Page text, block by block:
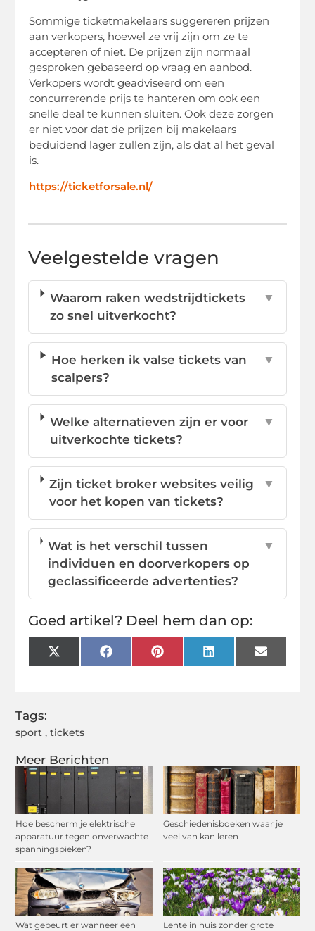
Meer Berichten
Hoe bescherm je elektrische
apparatuur tegen onverwachte
spanningspieken?
Geschiedenisboeken waar je
veel van kan leren
Wat gebeurt er wanneer een
Lente in huis zonder grote
Sommige ticketmakelaars suggereren prijzen
aan verkopers, hoewel ze vrij zijn om ze te
accepteren of niet. De prijzen zijn normaal
gesproken gebaseerd op vraag en aanbod.
Verkopers wordt geadviseerd om een
concurrerende prijs te hanteren om ook een
snelle deal te kunnen sluiten. Ook deze zorgen
er niet voor dat de prijzen bij makelaars
beduidend lager zullen zijn, als dat al het geval
is.
https://ticketforsale.nl/
Veelgestelde vragen
Waarom raken wedstrijdtickets
zo snel uitverkocht?
▼
Hoe herken ik valse tickets van
scalpers?
▼
Welke alternatieven zijn er voor
uitverkochte tickets?
▼
Zijn ticket broker websites veilig
voor het kopen van tickets?
▼
Wat is het verschil tussen
individuen en doorverkopers op
geclassificeerde advertenties?
▼
Goed artikel? Deel hem dan op:
X
(Twitter)
FacebookPinterestLinkedInEmail
Tags:
sport ,tickets